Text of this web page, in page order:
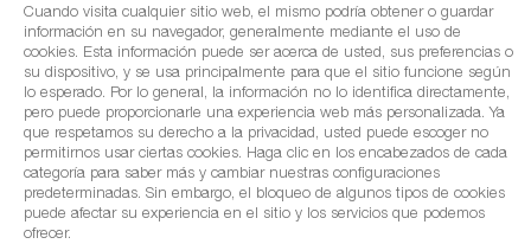
Cuando visita cualquier sitio web, el mismo podría obtener o guardar
información en su navegador, generalmente mediante el uso de
cookies. Esta información puede ser acerca de usted, sus preferencias o
su dispositivo, y se usa principalmente para que el sitio funcione según
lo esperado. Por lo general, la información no lo identifica directamente,
pero puede proporcionarle una experiencia web más personalizada. Ya
que respetamos su derecho a la privacidad, usted puede escoger no
permitirnos usar ciertas cookies. Haga clic en los encabezados de cada
categoría para saber más y cambiar nuestras configuraciones
predeterminadas. Sin embargo, el bloqueo de algunos tipos de cookies
puede afectar su experiencia en el sitio y los servicios que podemos
ofrecer.